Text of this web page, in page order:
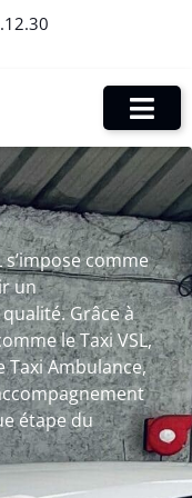
comme
un
Grâce à
le Taxi VSL,
Taxi Ambulance,
étape du